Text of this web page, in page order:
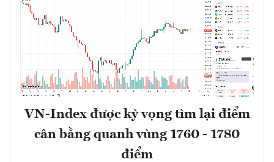
VN-Index được kỳ vọng tìm lại điểm
cân bằng quanh vùng 1760 - 1780
điểm